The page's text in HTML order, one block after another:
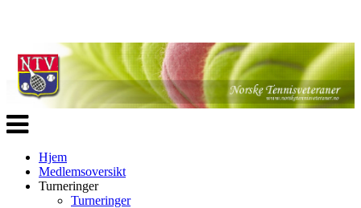
Veksle
navigasjon
Hjem
Medlemsoversikt
Turneringer
Turneringer